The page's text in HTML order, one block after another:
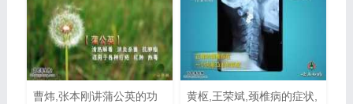
曹炜,张本刚讲蒲公英的功
黄枢,王荣斌,颈椎病的症状,